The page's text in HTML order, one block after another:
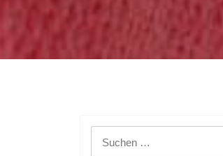
Suchen